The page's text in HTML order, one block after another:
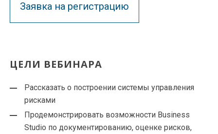
Заявка на регистрацию
ЦЕЛИ ВЕБИНАРА
Рассказать о построении системы управления
рисками
Продемонстрировать возможности Business
Studio по документированию, оценке рисков,